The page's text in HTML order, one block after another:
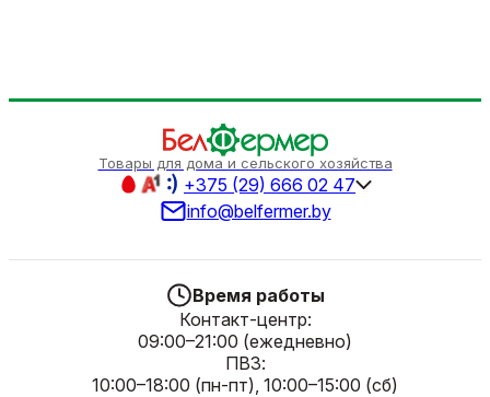
Товары для дома и сельского хозяйства
+375 (29) 666 02 47
info@belfermer.by
Время работы
Контакт-центр:
09:00–21:00 (ежедневно)
ПВЗ:
10:00–18:00 (пн-пт), 10:00–15:00 (сб)